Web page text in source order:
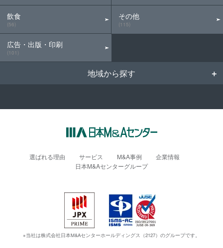
飲食
(56)
広告・出版・印刷
(101)
その他
(115)
地域から探す
選ばれる理由 サービス M&A事例
企業情報
日本M&Aセンターグループ
※当社は株式会社日本M&Aセンターホールディングス（2127）のグループです。